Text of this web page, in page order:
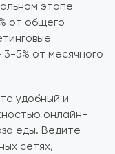
этапе
от общего
5% от месячного
удобный и
онлайн-
еды. Ведите
сетях,